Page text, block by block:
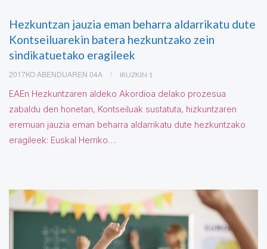
Hezkuntzan jauzia eman beharra aldarrikatu dute
Kontseiluarekin batera hezkuntzako zein
sindikatuetako eragileek
2017KO ABENDUAREN 04A IRUZKIN 1
EAEn Hezkuntzaren aldeko Akordioa delako prozesua
zabaldu den honetan, Kontseiluak sustatuta, hizkuntzaren
eremuan jauzia eman beharra aldarrikatu dute hezkuntzako
eragileek: Euskal Herriko…